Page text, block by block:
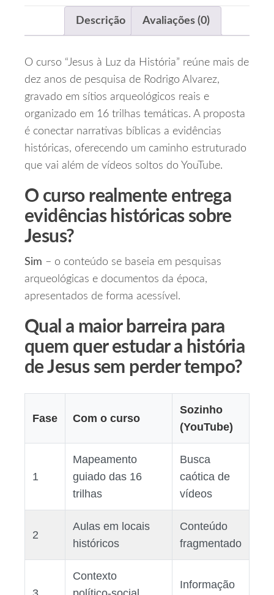
Descrição Avaliações (0)
O curso “Jesus à Luz da História” reúne mais de
dez anos de pesquisa de Rodrigo Alvarez,
gravado em sítios arqueológicos reais e
organizado em 16 trilhas temáticas. A proposta
é conectar narrativas bíblicas a evidências
históricas, oferecendo um caminho estruturado
que vai além de vídeos soltos do YouTube.
O curso realmente entrega
evidências históricas sobre
Jesus?
Sim – o conteúdo se baseia em pesquisas
arqueológicas e documentos da época,
apresentados de forma acessível.
Qual a maior barreira para
quem quer estudar a história
de Jesus sem perder tempo?
Fase Com o curso
Sozinho
(YouTube)
1
Mapeamento
guiado das 16
trilhas
Busca
caótica de
vídeos
2
Aulas em locais
históricos
Conteúdo
fragmentado
Contexto
Informação